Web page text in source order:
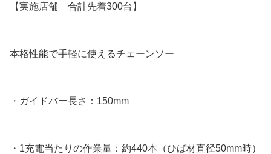
【実施店舗 合計先着300台】
本格性能で手軽に使えるチェーンソー
・ガイドバー長さ：150mm
・1充電当たりの作業量：約440本（ひば材直径50mm時）